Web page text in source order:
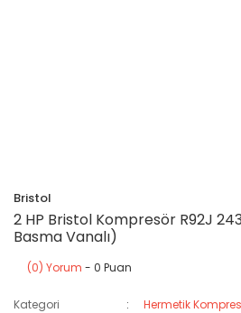
Bristol
2 HP Bristol Kompresör R92J
Basma Vanalı)
(0) Yorum - 0 Puan
Kategori
Hermetik